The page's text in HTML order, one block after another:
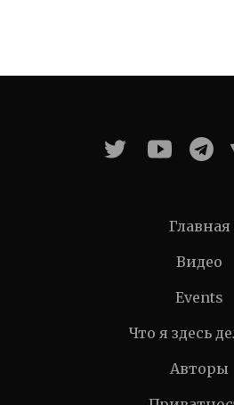
Главная
Видео
Events
Что я здесь
Авторы